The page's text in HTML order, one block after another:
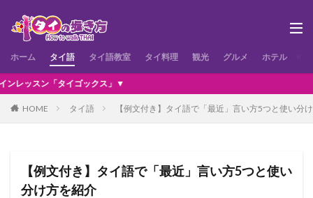
ホーム タイ語 タイ語教室 タイ料理 観光 グルメ ホテル
ックス」▼
HOME タイ語 【例文付き】タイ語で「最近」言い方5つと使い分
【例文付き】タイ語で「最近」言い方5つと使い
分け方を紹介